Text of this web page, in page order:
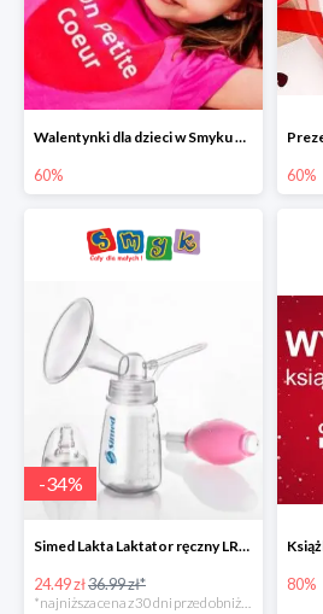
Walentynki dla dzieci w Smyku do -60%
60% 60%
-34%
Simed Lakta Laktator ręczny LR-8 -34%
24.49 zł36.99 zł*
*najniższa cena z 30 dni przed obniżką
80%